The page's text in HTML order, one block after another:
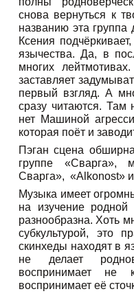
снова вернуться к
названию эта
Ксения
язычества. Да, в
многих
заставляет
первый взгляд. А
сразу читаются. Там
нет Машиной
которая поёт и
Пэган сцена
группе «Сварга»,
Сварга», «Alkonost» и
Музыка имеет
на изучение
разнообразна. Хоть
субкультурой, это
скинхеды находят в
не делает
воспринимает
воспринимает её